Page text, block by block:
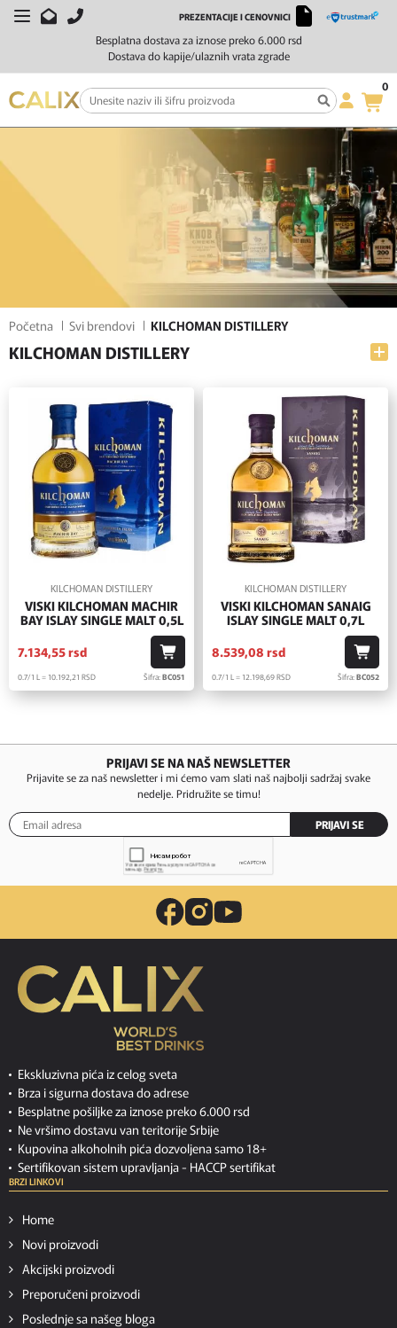
Besplatna dostava za iznose preko 6.000 rsd
Dostava do kapije/ulaznih vrata zgrade
PREZENTACIJE I CENOVNICI
0
Početna Svi brendovi KILCHOMAN DISTILLERY
KILCHOMAN DISTILLERY
FILTERI
SORTIRAJ
KILCHOMAN DISTILLERY
VISKI KILCHOMAN MACHIR
BAY ISLAY SINGLE MALT 0,5L
7.134,55rsd
0.7/1 L = 10.192,21 RSD Šifra:BC051
KILCHOMAN DISTILLERY
VISKI KILCHOMAN SANAIG
ISLAY SINGLE MALT 0,7L
8.539,08 rsd
0.7/1 L = 12.198,69RSD Šifra:BC052
PRIJAVI SE NA NAŠ NEWSLETTER
Prijavite se za naš newsletter i mi ćemo vam slati naš najbolji sadržaj svake
nedelje. Pridružite se timu!
PRIJAVI SE
Ekskluzivna pića iz celog sveta
Brza i sigurna dostava do adrese
Besplatne pošiljke za iznose preko 6.000 rsd
Ne vršimo dostavu van teritorije Srbije
Kupovina alkoholnih pića dozvoljena samo 18+
Sertifikovan sistem upravljanja - HACCP sertifikat
BRZI LINKOVI
Home
Novi proizvodi
Akcijski proizvodi
Preporučeni proizvodi
Poslednje sa našeg bloga